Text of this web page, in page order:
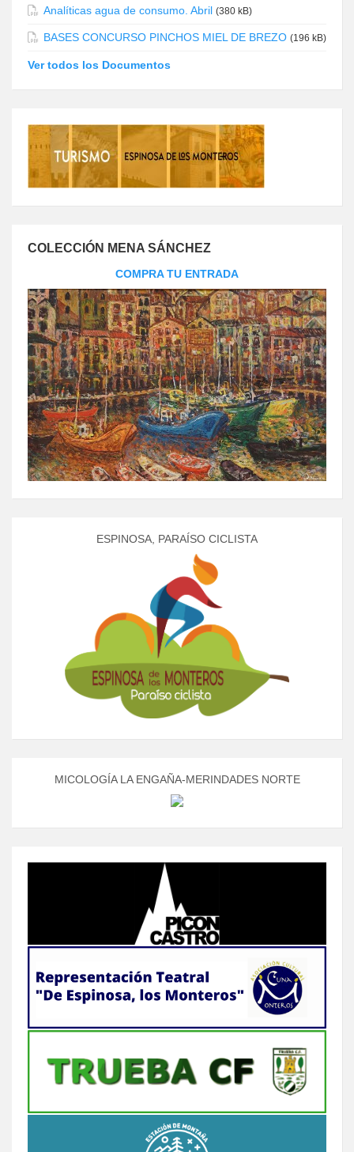
Analíticas agua de consumo. Abril (380 kB)
BASES CONCURSO PINCHOS MIEL DE BREZO (196 kB)
Ver todos los Documentos
COLECCIÓN MENA SÁNCHEZ
COMPRA TU ENTRADA
ESPINOSA, PARAÍSO CICLISTA
MICOLOGÍA LA ENGAÑA-MERINDADES NORTE